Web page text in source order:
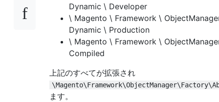
Dynamic \ Developer
\ Magento \ Framework \
Dynamic \ Production
\ Magento \ Framework \
Compiled
上記のすべてが拡張され
ます。